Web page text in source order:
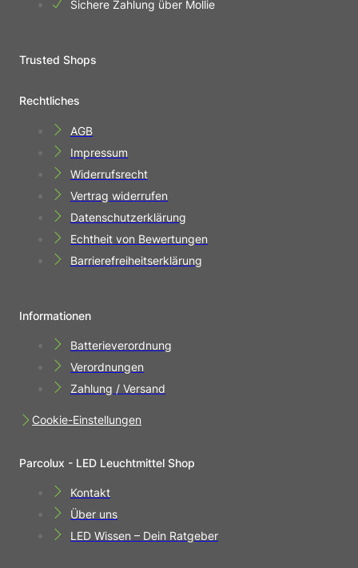
Sichere Zahlung über Mollie
Trusted Shops
Rechtliches
AGB
Impressum
Widerrufsrecht
Vertrag widerrufen
Datenschutzerklärung
Echtheit von Bewertungen
Barrierefreiheitserklärung
Informationen
Batterieverordnung
Verordnungen
Zahlung / Versand
Cookie-Einstellungen
Parcolux - LED Leuchtmittel Shop
Kontakt
Über uns
LED Wissen – Dein Ratgeber